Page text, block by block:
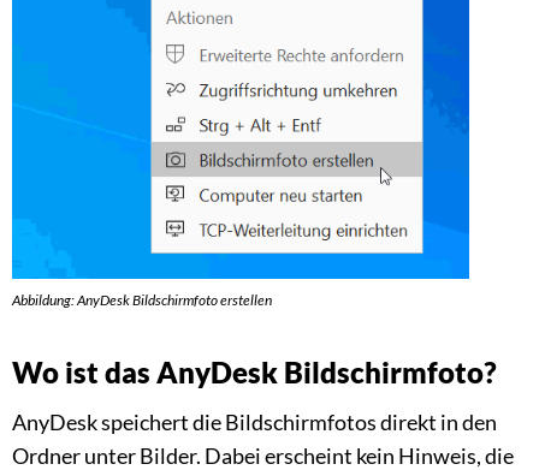
Abbildung: AnyDesk Bildschirmfoto erstellen
Wo ist das AnyDesk Bildschirmfoto?
AnyDesk speichert die Bildschirmfotos direkt in den
Ordner unter Bilder. Dabei erscheint kein Hinweis, die